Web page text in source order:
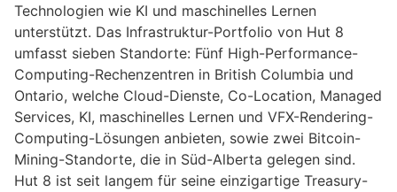
Technologien wie KI und maschinelles Lernen
unterstützt. Das Infrastruktur-Portfolio von Hut 8
umfasst sieben Standorte: Fünf High-Performance-
Computing-Rechenzentren in British Columbia und
Ontario, welche Cloud-Dienste, Co-Location, Managed
Services, KI, maschinelles Lernen und VFX-Rendering-
Computing-Lösungen anbieten, sowie zwei Bitcoin-
Mining-Standorte, die in Süd-Alberta gelegen sind.
Hut 8 ist seit langem für seine einzigartige Treasury-